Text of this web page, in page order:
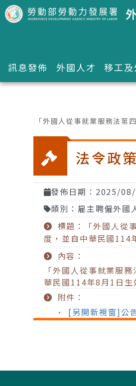
跳到主要內容區塊
訊息發佈 外國人才 移工
「外國人從事就業服務法
法令政策
發佈日期：2025/
類別：雇主聘僱外國
標題：「外國人從
度，並自中華民國114
內容：
「外國人從事就業服
華民國114年8月1日生
附件：
• [另開新視窗]公